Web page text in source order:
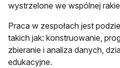
wystrzelone we wspólnej
Praca w zespołach jest
takich jak: konstruowanie,
zbieranie i analiza danych,
edukacyjne.